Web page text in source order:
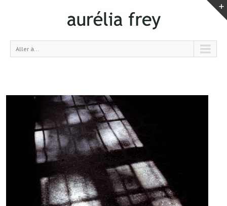
Aller à...